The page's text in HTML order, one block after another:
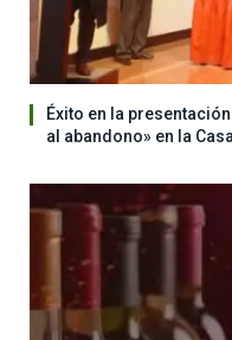
Éxito en la
al abandono» en la